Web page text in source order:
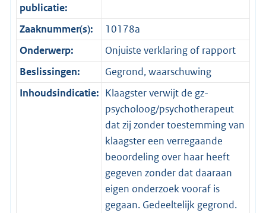
publicatie:
Zaaknummer(s):
10178a
Onderwerp:
Onjuiste verklaring of rapport
Beslissingen:
Gegrond, waarschuwing
Inhoudsindicatie: Klaagster verwijt de gz-
psycholoog/psychotherapeut
dat zij zonder toestemming van
klaagster een verregaande
beoordeling over haar heeft
gegeven zonder dat daaraan
eigen onderzoek vooraf is
gegaan. Gedeeltelijk gegrond.